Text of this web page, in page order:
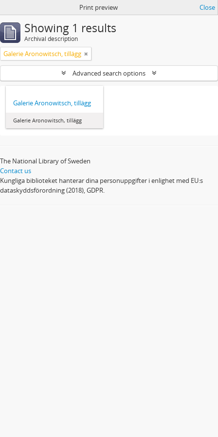
Print preview Close
Showing 1 results
Archival description
Galerie Aronowitsch, tillägg
Advanced search options
Galerie Aronowitsch, tillägg
Galerie Aronowitsch, tillägg
The National Library of Sweden
Contact us
Kungliga biblioteket hanterar dina personuppgifter i enlighet med EU:s
dataskyddsförordning (2018), GDPR.